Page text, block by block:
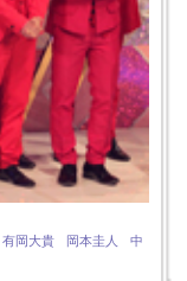
有岡大貴 岡本圭人
中